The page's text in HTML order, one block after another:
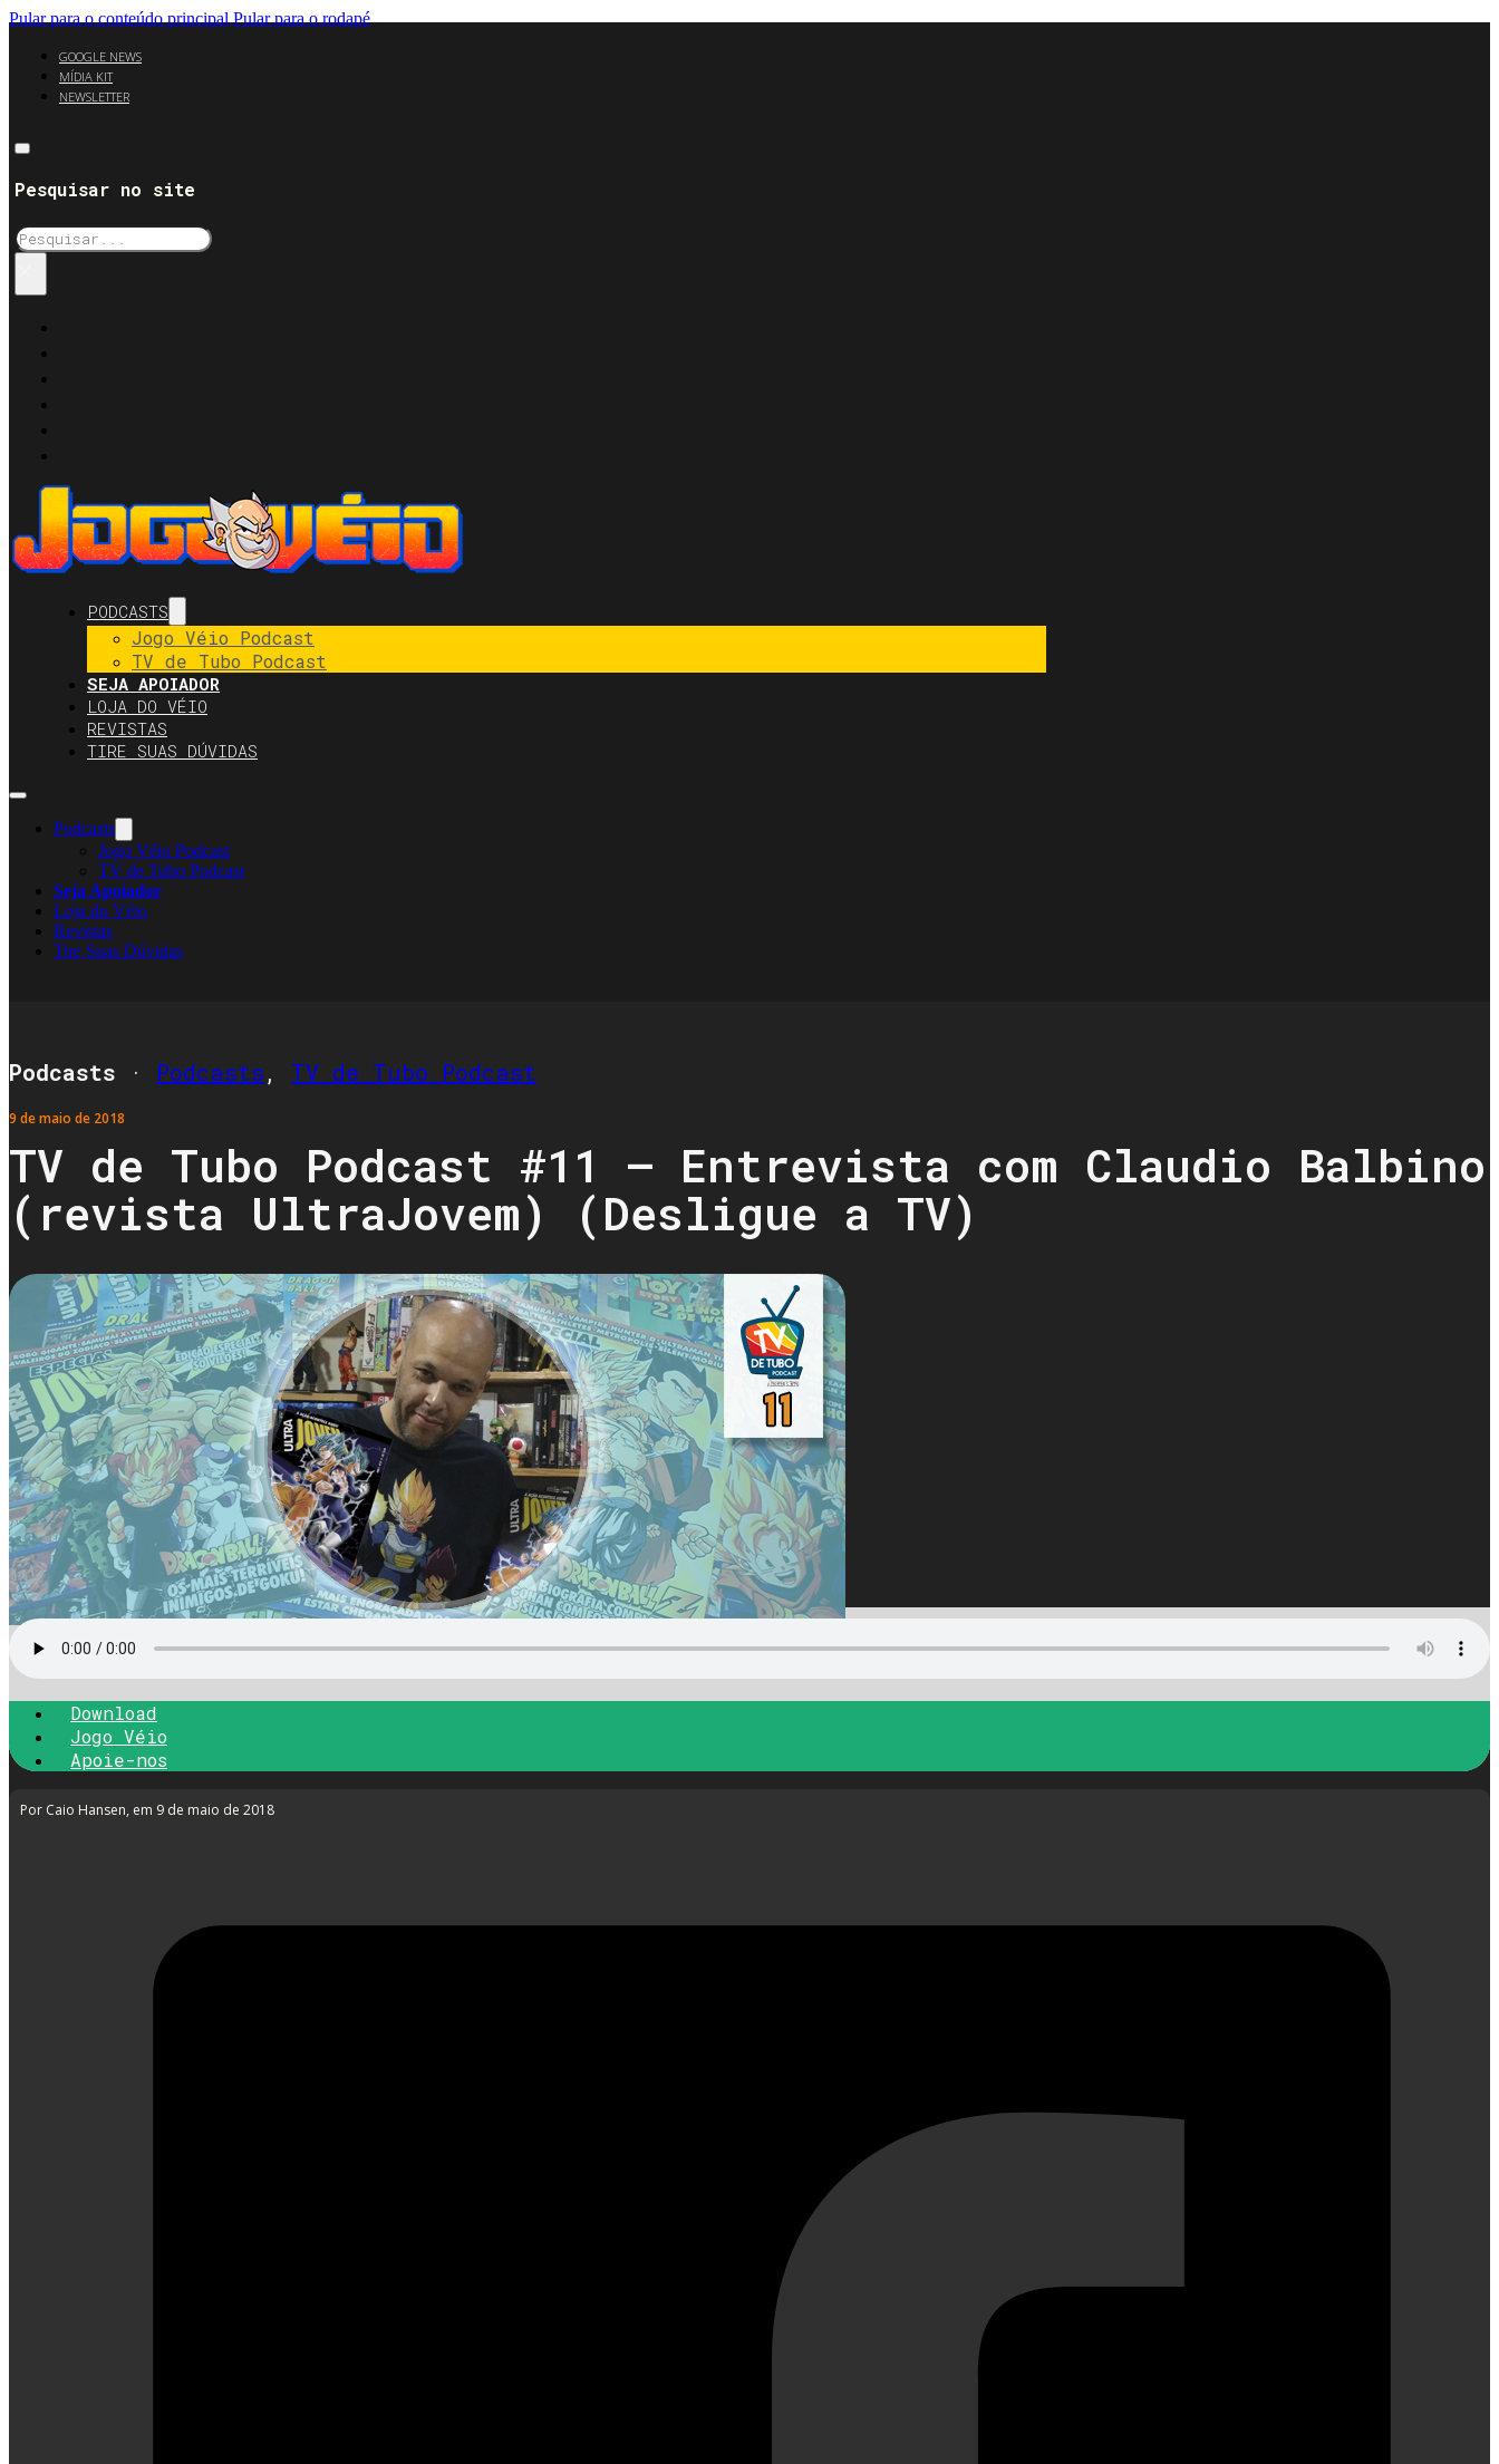
Pular para o conteúdo principal Pular para o rodapé
GOOGLE NEWS
MÍDIA KIT
NEWSLETTER
Pesquisar no site
Pesquisar
PODCASTS
Jogo Véio Podcast
TV de Tubo Podcast
SEJA APOIADOR
LOJA DO VÉIO
REVISTAS
TIRE SUAS DÚVIDAS
Podcasts
Jogo Véio Podcast
TV de Tubo Podcast
Seja Apoiador
Loja do Véio
Revistas
Tire Suas Dúvidas
Podcasts · Podcasts, TV de Tubo Podcast
9 de maio de 2018
TV de Tubo Podcast #11 – Entrevista com Claudio Balbino
(revista UltraJovem) (Desligue a TV)
Download
Jogo Véio
Apoie-nos
Por Caio Hansen, em 9 de maio de 2018